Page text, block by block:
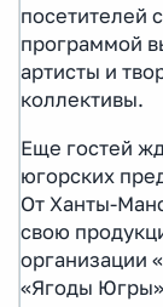
посетителей
программой
артисты и
коллективы.
Еще гостей
югорских
От Ханты-
свою
организации
«Ягоды